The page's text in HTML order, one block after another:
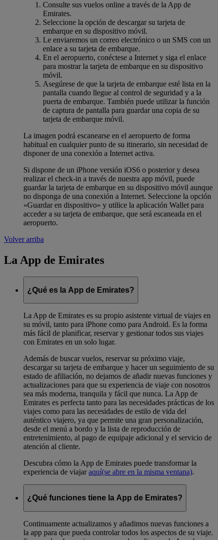
Consulte sus vuelos online a través de la App de
Emirates.
Seleccione la opción de descargar su tarjeta de
embarque en su dispositivo móvil.
Le enviaremos un correo electrónico o un SMS con un
enlace a su tarjeta de embarque.
En el aeropuerto, conéctese a Internet y siga el enlace
para mostrar la tarjeta de embarque en su dispositivo
móvil.
Asegúrese de que la tarjeta de embarque esté lista en la
pantalla cuando llegue al control de seguridad y a la
puerta de embarque. También puede utilizar la función
de captura de pantalla para guardar una copia de su
tarjeta de embarque móvil.
La imagen podrá escanearse en el aeropuerto de forma
habitual en cualquier punto de su itinerario, sin necesidad de
disponer de una conexión a Internet activa.
Si dispone de un iPhone versión iOS6 o posterior y desea
realizar el check-in a través de nuestra app móvil, puede
guardar la tarjeta de embarque en su dispositivo móvil aunque
no disponga de una conexión a Internet. Seleccione la opción
«Guardar en dispositivo» y utilice la aplicación Wallet para
acceder a su tarjeta de embarque, que será escaneada en el
aeropuerto.
Volver arriba
La App de Emirates
¿Qué es la App de Emirates?
La App de Emirates es su propio asistente virtual de viajes en
su móvil, tanto para iPhone como para Android. Es la forma
más fácil de planificar, reservar y gestionar todos sus viajes
con Emirates en un solo lugar.
Además de buscar vuelos, reservar su próximo viaje,
descargar su tarjeta de embarque y hacer un seguimiento de su
estado de afiliación, no dejamos de añadir nuevas funciones y
actualizaciones para que su experiencia de viaje con nosotros
sea más moderna, tranquila y fácil que nunca. La App de
Emirates es perfecta tanto para las necesidades prácticas de los
viajes como para las necesidades de estilo de vida del
auténtico viajero, ya que permite una gran personalización,
desde el menú a bordo y la lista de reproducción de
entretenimiento, al pago de equipaje adicional y el servicio de
atención al cliente.
Descubra cómo la App de Emirates puede transformar la
experiencia de viajaraquí(se abre en la misma ventana).
¿Qué funciones tiene la App de Emirates?
Continuamente actualizamos y añadimos nuevas funciones a
la app para que pueda controlar todos los aspectos de su viaje.